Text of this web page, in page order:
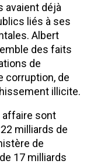
avaient déjà
liés à ses
Albert
des faits
de
corruption, de
illicite.
affaire sont
milliards de
de
17 milliards